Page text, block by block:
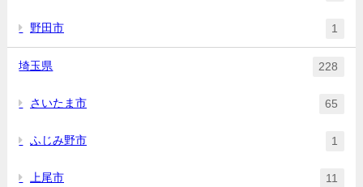
野田市 1
埼玉県 228
さいたま市 65
ふじみ野市 1
上尾市 11